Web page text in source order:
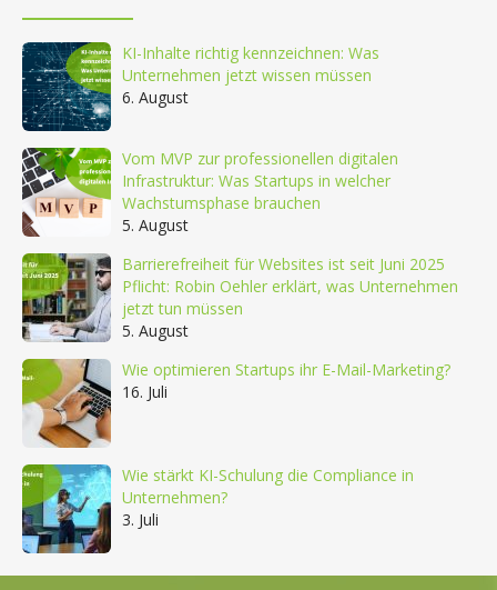
KI-Inhalte richtig kennzeichnen: Was
Unternehmen jetzt wissen müssen
6. August
Vom MVP zur professionellen digitalen
Infrastruktur: Was Startups in welcher
Wachstumsphase brauchen
5. August
Barrierefreiheit für Websites ist seit Juni 2025
Pflicht: Robin Oehler erklärt, was Unternehmen
jetzt tun müssen
5. August
Wie optimieren Startups ihr E-Mail-Marketing?
16. Juli
Wie stärkt KI-Schulung die Compliance in
Unternehmen?
3. Juli